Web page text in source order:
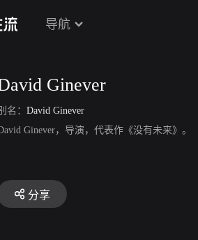
导航
Ginever
名： David Ginever
Ginever，导演，代表作《没有未来》。
分享